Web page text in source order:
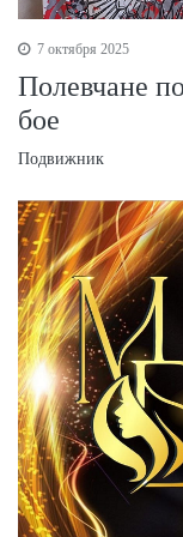
7 октября 2025
Полевчане
бое
Подвижник